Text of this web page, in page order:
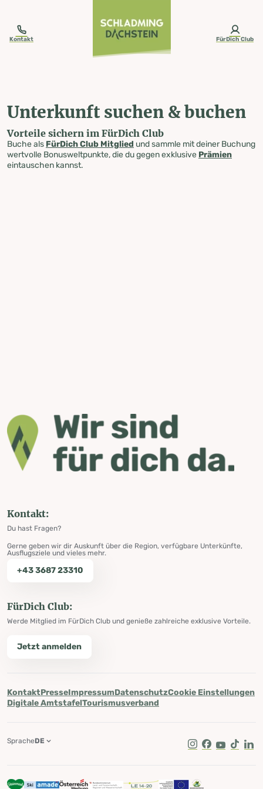
Kontakt FürDich Club
Unterkunft suchen & buchen
Vorteile sichern im FürDich Club
Buche als FürDich Club Mitglied und sammle mit deiner Buchung
wertvolle Bonusweltpunkte, die du gegen exklusive Prämien
eintauschen kannst.
Kontakt:
Du hast Fragen?
Gerne geben wir dir Auskunft über die Region, verfügbare Unterkünfte,
Ausflugsziele und vieles mehr.
+43 3687 23310
FürDich Club:
Werde Mitglied im FürDich Club und genieße zahlreiche exklusive Vorteile.
Jetzt anmelden
KontaktPresseImpressumDatenschutzCookie Einstellungen
Digitale AmtstafelTourismusverband
Instagram
Facebook
Youtube
Tik Tok
SpracheDE